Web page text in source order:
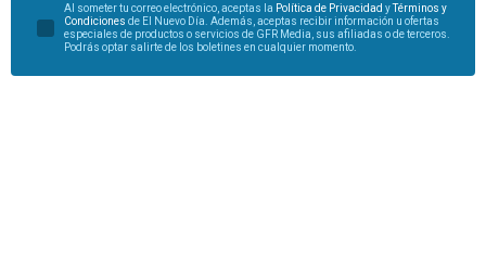
Al someter tu correo electrónico, aceptas la Política de Privacidad yTérminos y
Condiciones de El Nuevo Día. Además, aceptas recibir información u ofertas
especiales de productos o servicios de GFR Media, sus afiliadas o de terceros.
Podrás optar salirte de los boletines en cualquier momento.